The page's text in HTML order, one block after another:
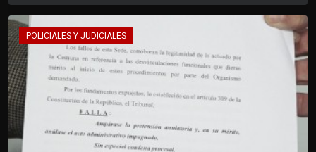
POLICIALES Y JUDICIALES